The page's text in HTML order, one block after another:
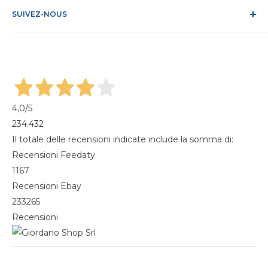
FAQ
S'identifier
SUIVEZ-NOUS
4,0/5
234.432
Il totale delle recensioni indicate include la somma di:
Recensioni Feedaty
1167
Recensioni Ebay
233265
Recensioni